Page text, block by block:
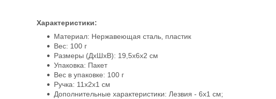
Характеристики:
Материал: Нержавеющая сталь, пластик
Вес: 100 г
Размеры (ДхШхВ): 19,5х6х2 см
Упаковка: Пакет
Вес в упаковке: 100 г
Ручка: 11х2х1 см
Дополнительные характеристики: Лезвия - 6х1 см;